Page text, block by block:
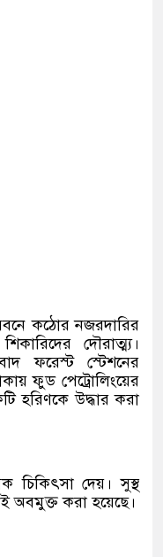
কঠোর নজরদারির
দৌরাত্ম্য।
ফরেস্ট স্টেশনের
ফুড পেট্রোলিংয়ের
হরিণকে উদ্ধার করা
চিকিৎসা দেয়। সুস্থ
অবমুক্ত করা হয়েছে।